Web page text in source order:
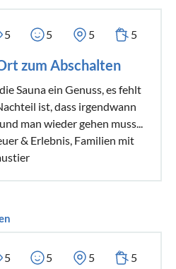
5 5 5 5
zum Abschalten
Sauna ein Genuss, es fehlt
ist, dass irgendwann
man wieder gehen muss...
& Erlebnis, Familien mit
5 5 5 5